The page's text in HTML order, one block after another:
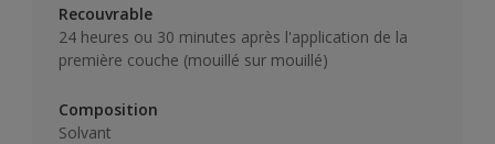
Recouvrable
24 heures ou 30 minutes après l'application de la
première couche (mouillé sur mouillé)
Composition
Solvant